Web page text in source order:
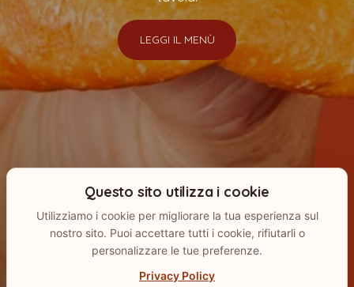
LEGGI IL MENÙ
Questo sito utilizza i cookie
Utilizziamo i cookie per migliorare la tua esperienza sul
nostro sito. Puoi accettare tutti i cookie, rifiutarli o
personalizzare le tue preferenze.
Privacy Policy